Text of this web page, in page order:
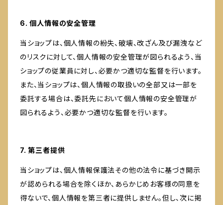
6. 個人情報の安全管理
当ショップは、個人情報の紛失、破壊、改ざん及び漏洩など
のリスクに対して、個人情報の安全管理が図られるよう、当
ショップの従業員に対し、必要かつ適切な監督を行います。
また、当ショップは、個人情報の取扱いの全部又は一部を
委託する場合は、委託先において個人情報の安全管理が
図られるよう、必要かつ適切な監督を行います。
7. 第三者提供
当ショップは、個人情報保護法その他の法令に基づき開示
が認められる場合を除くほか、あらかじめお客様の同意を
得ないで、個人情報を第三者に提供しません。但し、次に掲